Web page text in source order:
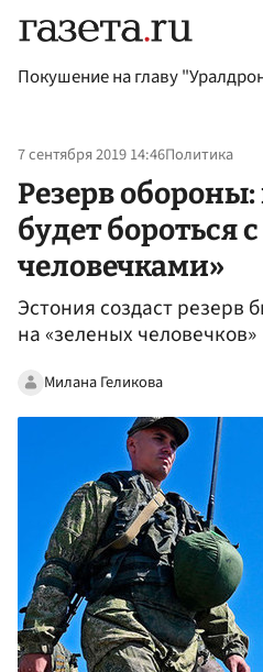
Покушение на главу
7 сентября 2019 14:46Политика
Резерв
будет бороться
человечками»
Эстония создаст резерв
на «зеленых человечков»
Милана Геликова